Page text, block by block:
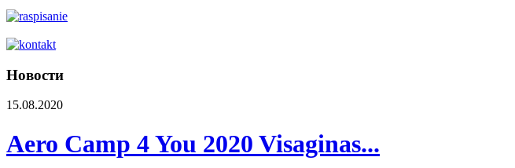
Новости
15.08.2020
Aero Camp 4 You 2020 Visaginas...